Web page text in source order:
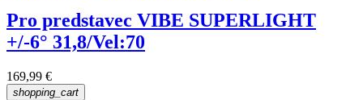
Pro predstavec VIBE SUPERLIGHT
+/-6° 31,8/Vel:70
169,99 €
shopping_cart